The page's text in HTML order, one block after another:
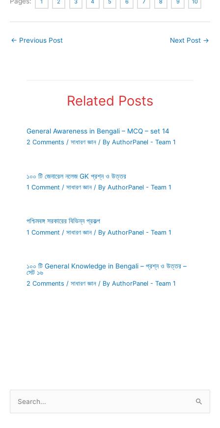
1 2 3 4 5 6 7 8 9 10
← Previous Post Next Post →
Related Posts
General Awareness in Bengali – MCQ – set 14
2 Comments /সাধারণ জ্ঞান / ByAuthorPanel - Team 1
১০০ টি জেনারেল নলেজ GK প্রশ্ন ও উত্তর
1 Comment /সাধারণ জ্ঞান / ByAuthorPanel - Team 1
পশ্চিমবঙ্গ সরকারের বিভিন্ন প্রকল্প
1 Comment /সাধারণ জ্ঞান / ByAuthorPanel - Team 1
১০০ টি General Knowledge in Bengali – প্রশ্ন ও উত্তর –
সেট ১৬
2 Comments /সাধারণ জ্ঞান / ByAuthorPanel - Team 1